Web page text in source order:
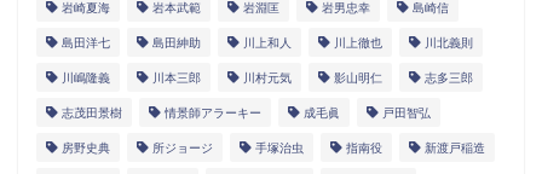
岩崎夏海 岩本武範 岩淵匡 岩男忠幸 島崎信
島田洋七 島田紳助 川上和人 川上徹也 川北義則
川嶋隆義 川本三郎 川村元気 影山明仁 志多三郎
志茂田景樹 情景師アラーキー 成毛眞 戸田智弘
房野史典 所ジョージ 手塚治虫 指南役 新渡戸稲造